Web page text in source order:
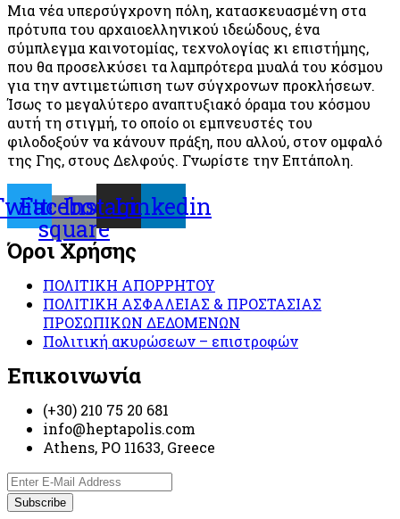
Μια νέα υπερσύγχρονη πόλη, κατασκευασμένη στα
πρότυπα του αρχαιοελληνικού ιδεώδους, ένα
σύμπλεγμα καινοτομίας, τεχνολογίας κι επιστήμης,
που θα προσελκύσει τα λαμπρότερα μυαλά του κόσμου
για την αντιμετώπιση των σύγχρονων προκλήσεων.
Ίσως το μεγαλύτερο αναπτυξιακό όραμα του κόσμου
αυτή τη στιγμή, το οποίο οι εμπνευστές του
φιλοδοξούν να κάνουν πράξη, που αλλού, στον ομφαλό
της Γης, στους Δελφούς. Γνωρίστε την Επτάπολη.
Facebook-
square
Instagram
Linkedin
Όροι Χρήσης
ΠΟΛΙΤΙΚΗ ΑΠΟΡΡΗΤΟΥ
ΠΟΛΙΤΙΚΗ ΑΣΦΑΛΕΙΑΣ & ΠΡΟΣΤΑΣΙΑΣ
ΠΡΟΣΩΠΙΚΩΝ ΔΕΔΟΜΕΝΩΝ
Πολιτική ακυρώσεων – επιστροφών
Επικοινωνία
(+30) 210 75 20 681
info@heptapolis.com
Athens, PO 11633, Greece